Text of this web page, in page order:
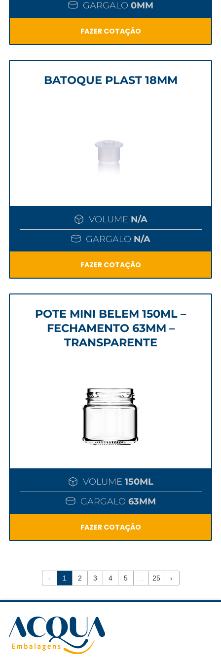
GARGALO 0MM
FAZER COTAÇÃO
BATOQUE PLAST 18MM
VOLUME N/A
GARGALO N/A
FAZER COTAÇÃO
POTE MINI BELEM 150ML –
FECHAMENTO 63MM –
TRANSPARENTE
VOLUME 150ML
GARGALO 63MM
FAZER COTAÇÃO
‹ 1 2 3 4 5 25 ›